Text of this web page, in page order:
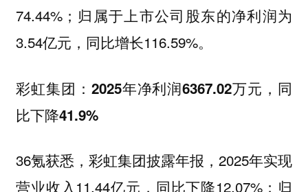
74.44%；归属于上市公司股东的净利润为
3.54亿元，同比增长116.59%。
彩虹集团：2025年净利润6367.02万元，同
比下降41.9%
36氪获悉，彩虹集团披露年报，2025年实现
营业收入11.44亿元，同比下降12.07%；归